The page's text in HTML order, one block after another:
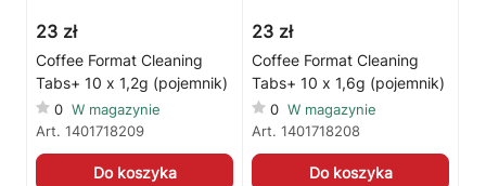
23 zł
Coffee Format Cleaning
Tabs+ 10 x 1,2g (pojemnik)
0 W magazynie
Art. 1401718209
Do koszyka
23 zł
Coffee Format Cleaning
Tabs+ 10 x 1,6g (pojemnik)
0 W magazynie
Art. 1401718208
Do koszyka